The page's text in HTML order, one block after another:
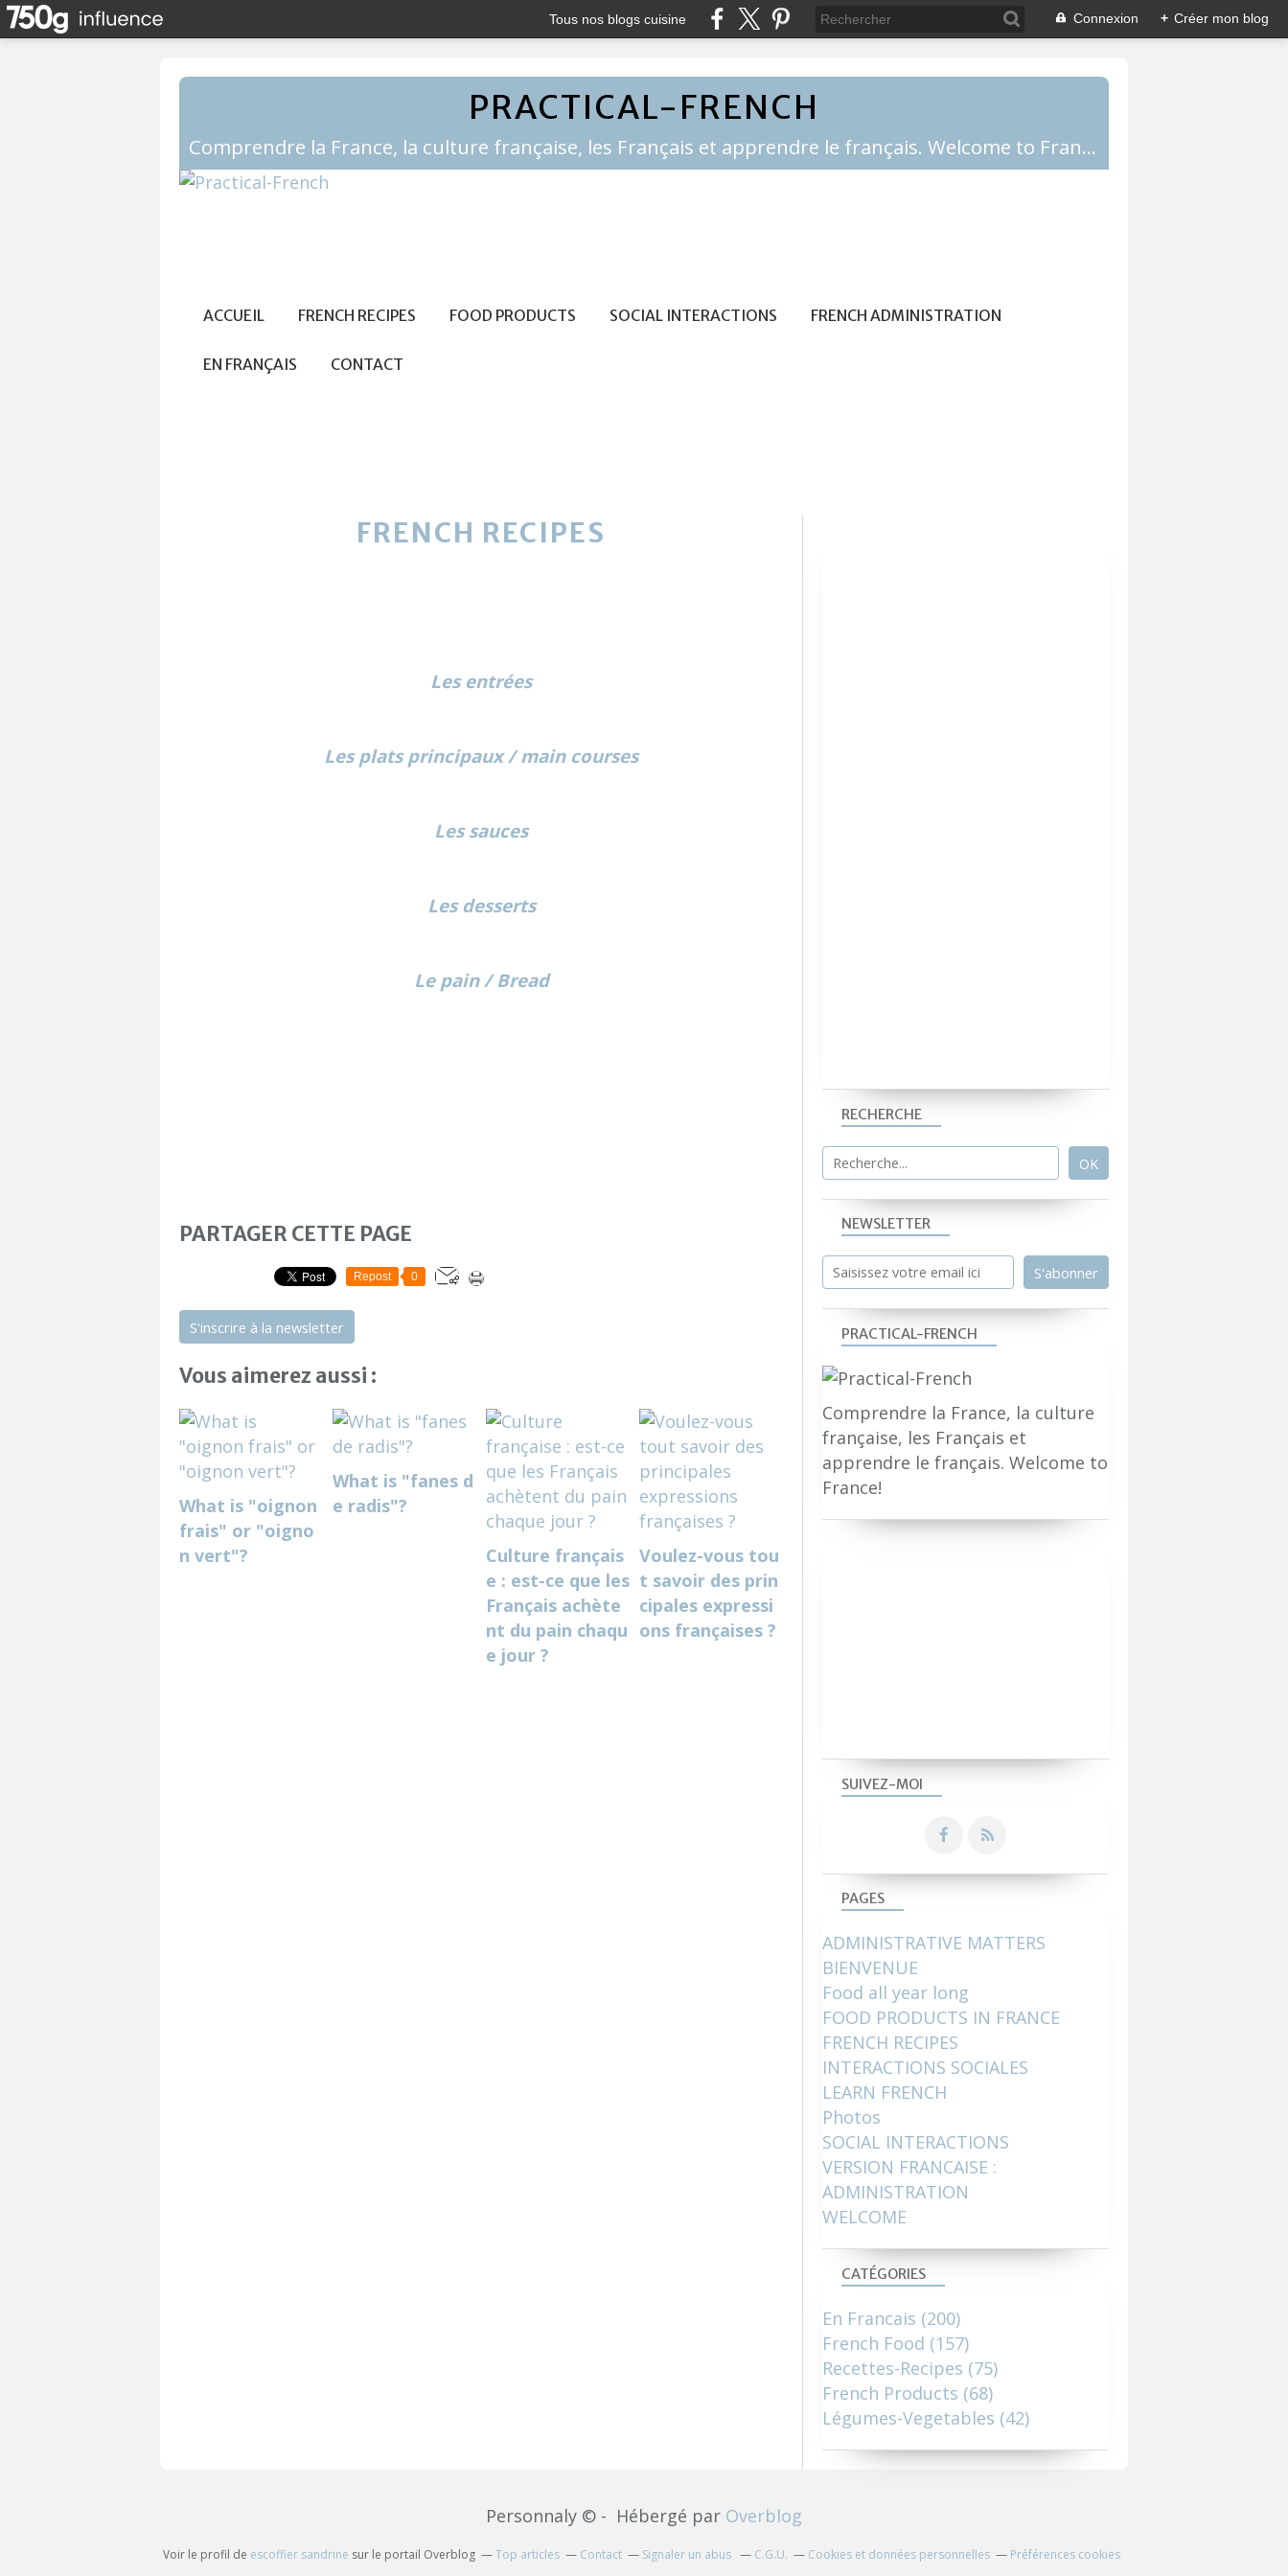
Tous nos blogs cuisine Connexion + Créer mon blog
PRACTICAL-FRENCH
Comprendre la France, la culture française, les Français et apprendre le français. Welcome to France!
ACCUEIL FRENCH RECIPES FOOD PRODUCTS SOCIAL INTERACTIONS FRENCH ADMINISTRATION
EN FRANÇAIS CONTACT
FRENCH RECIPES
Les entrées
Les plats principaux / main courses
Les sauces
Les desserts
Le pain / Bread
PARTAGER CETTE PAGE
Repost 0
S'inscrire à la newsletter
Vous aimerez aussi :
What is "oignon
frais" or "oigno
n vert"?
What is "fanes d
e radis"?
Culture français
e : est-ce que les
Français achète
nt du pain chaqu
e jour ?
Voulez-vous tou
t savoir des prin
cipales expressi
ons françaises ?
NEWSLETTER
SUIVEZ-MOI
RECHERCHE
PRACTICAL-FRENCH
Comprendre la France, la culture
française, les Français et
apprendre le français. Welcome to
France!
PAGES
ADMINISTRATIVE MATTERS
BIENVENUE
Food all year long
FOOD PRODUCTS IN FRANCE
FRENCH RECIPES
INTERACTIONS SOCIALES
LEARN FRENCH
Photos
SOCIAL INTERACTIONS
VERSION FRANCAISE :
ADMINISTRATION
WELCOME
CATÉGORIES
En Francais (200)
French Food (157)
Recettes-Recipes (75)
French Products (68)
Légumes-Vegetables (42)
Personnaly © - Hébergé par Overblog
Voir le profil de escoffier sandrine sur le portail Overblog Top articles Contact Signaler un abus C.G.U. Cookies et données personnelles Préférences cookies